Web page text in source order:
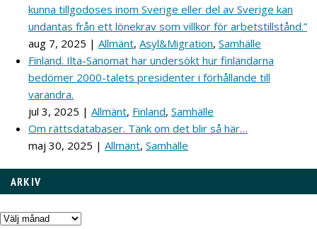
kunna tillgodoses inom Sverige eller del av Sverige kan
undantas från ett lönekrav som villkor för arbetstillstånd.”
aug 7, 2025 | Allmänt, Asyl&Migration, Samhälle
Finland. Ilta-Sanomat har undersökt hur finländarna
bedömer 2000-talets presidenter i förhållande till
varandra.
jul 3, 2025 | Allmänt, Finland, Samhälle
Om rättsdatabaser. Tänk om det blir så här…
maj 30, 2025 | Allmänt, Samhälle
ARKIV
Arkiv